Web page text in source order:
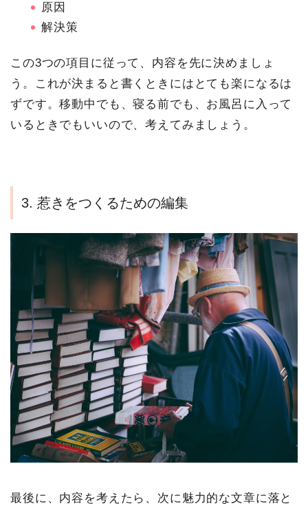
原因
解決策
この3つの項目に従って、内容を先に決めましょ
う。これが決まると書くときにはとても楽になるは
ずです。移動中でも、寝る前でも、お風呂に入って
いるときでもいいので、考えてみましょう。
3. 惹きをつくるための編集
最後に、内容を考えたら、次に魅力的な文章に落と